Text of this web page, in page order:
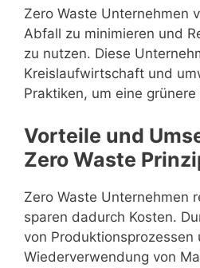
Zero Waste Unternehmen
Abfall zu minimieren und
zu nutzen. Diese
Kreislaufwirtschaft und
Praktiken, um eine
Vorteile und
Zero Waste
Zero Waste Unternehmen
sparen dadurch Kosten.
von Produktionsprozessen
Wiederverwendung von